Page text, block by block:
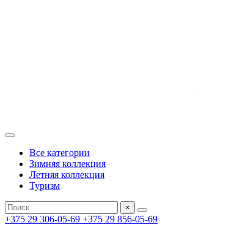
Все категории
Зимняя коллекция
Летняя коллекция
Туризм
×
+375 29 306-05-69 +375 29 856-05-69